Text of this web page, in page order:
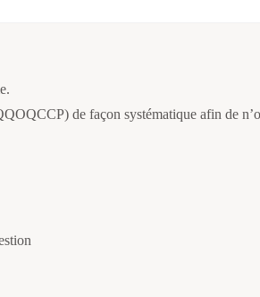
de façon systématique afin de